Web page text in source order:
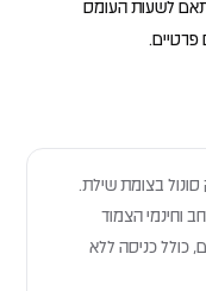
לשעות העומס
בצומת שילת.
וחינמי הצמוד
כולל כניסה ללא